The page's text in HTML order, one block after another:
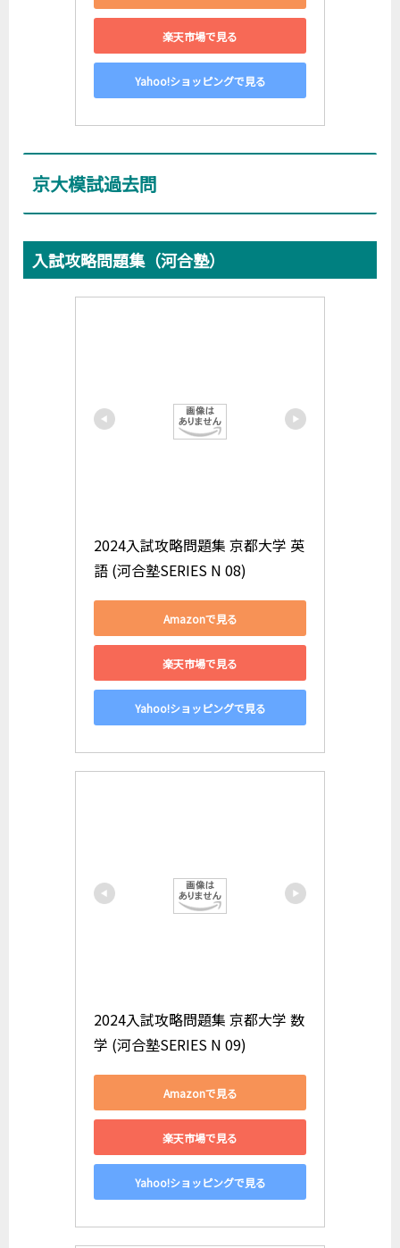
楽天市場で見る
Yahoo!ショッピングで見る
京大模試過去問
入試攻略問題集（河合塾）
2024入試攻略問題集 京都大学 英
語 (河合塾SERIES N 08)
Amazonで見る
楽天市場で見る
Yahoo!ショッピングで見る
2024入試攻略問題集 京都大学 数
学 (河合塾SERIES N 09)
Amazonで見る
楽天市場で見る
Yahoo!ショッピングで見る